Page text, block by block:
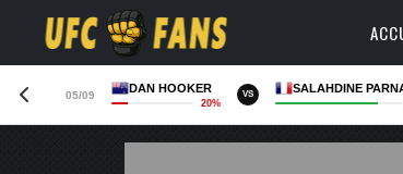
05/09
DAN HOOKER
20%
VS SALAHDINE